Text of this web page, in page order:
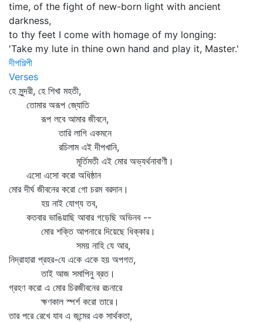
time, of the fight of new-born light with ancient
darkness,
to thy feet I come with homage of my longing:
'Take my lute in thine own hand and play it, Master.'
দীপশিল্পী
Verses
হে সুন্দরী, হে শিখা মহতী,
তোমার অরূপ জ্যোতি
রূপ লবে আমার জীবনে,
তারি লাগি একমনে
রচিলাম এই দীপখানি,
মূর্তিমতী এই মোর অভ্যর্থনাবাণী।
এসো এসো করো অধিষ্ঠান
মোর দীর্ঘ জীবনের করো গো চরম বরদান।
হয় নাই যোগ্য তব,
কতবার ভাঙিয়াছি আবার গড়েছি অভিনব --
মোর শক্তি আপনারে দিয়েছে ধিক্কার।
সময় নাহি যে আর,
নিদ্রাহারা প্রহর-যে একে একে হয় অপগত,
তাই আজ সমাপিনু ব্রত।
গ্রহণ করো এ মোর চিরজীবনের রচনারে
ক্ষণকাল স্পর্শ করো তারে।
তার পরে রেখে যাব এ জন্মের এক সার্থকতা,